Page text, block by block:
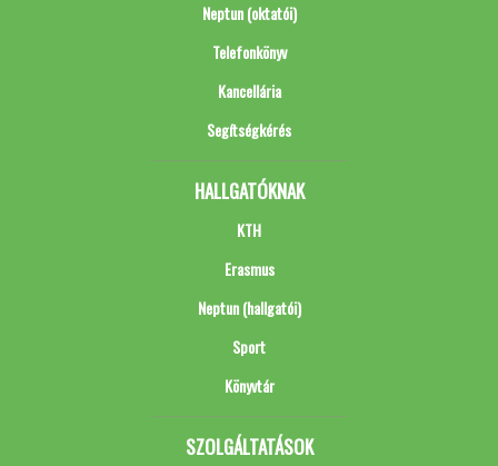
Neptun (oktatói)
Telefonkönyv
Kancellária
Segítségkérés
HALLGATÓKNAK
KTH
Erasmus
Neptun (hallgatói)
Sport
Könyvtár
SZOLGÁLTATÁSOK